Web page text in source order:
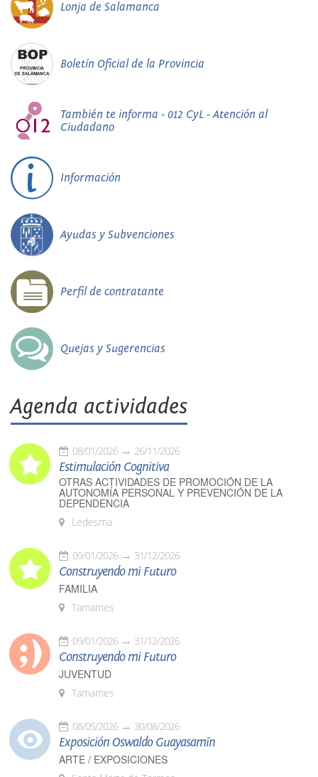
Lonja de Salamanca
Boletín Oficial de la Provincia
También te informa - 012 CyL - Atención al
Ciudadano
Información
Ayudas y Subvenciones
Perfil de contratante
Quejas y Sugerencias
Agenda actividades
08/01/2026 26/11/2026
Estimulación Cognitiva
OTRAS ACTIVIDADES DE PROMOCIÓN DE LA
AUTONOMÍA PERSONAL Y PREVENCIÓN DE LA
DEPENDENCIA
Ledesma
09/01/2026 31/12/2026
Construyendo mi Futuro
FAMILIA
Tamames
09/01/2026 31/12/2026
Construyendo mi Futuro
JUVENTUD
Tamames
08/05/2026 30/08/2026
Exposición Oswaldo Guayasamín
ARTE / EXPOSICIONES